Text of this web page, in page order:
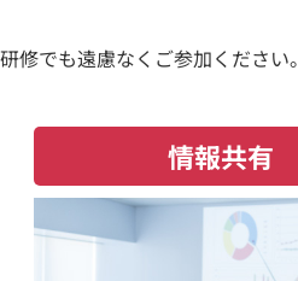
でも遠慮なくご参加ください。
情報共有